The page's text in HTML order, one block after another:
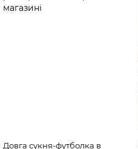
Довга сукня-футболка в